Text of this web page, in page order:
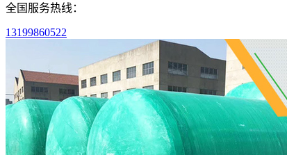
全国服务热线：
13199860522